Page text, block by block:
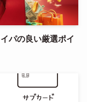
パの良い厳選ポイ